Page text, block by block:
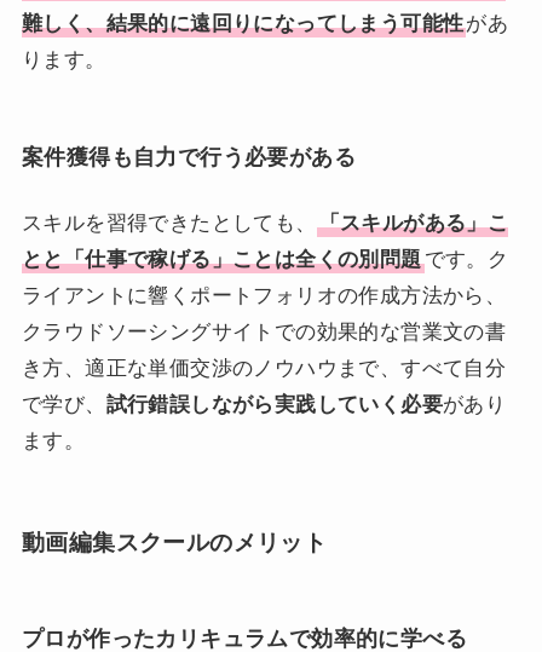
難しく、結果的に遠回りになってしまう可能性があ
ります。
案件獲得も自力で行う必要がある
スキルを習得できたとしても、
「スキルがある」こ
とと「仕事で稼げる」ことは全くの別問題です。ク
ライアントに響くポートフォリオの作成方法から、
クラウドソーシングサイトでの効果的な営業文の書
き方、適正な単価交渉のノウハウまで、すべて自分
で学び、 試行錯誤しながら実践していく必要があり
ます。
動画編集スクールのメリット
プロが作ったカリキュラムで効率的に学べる